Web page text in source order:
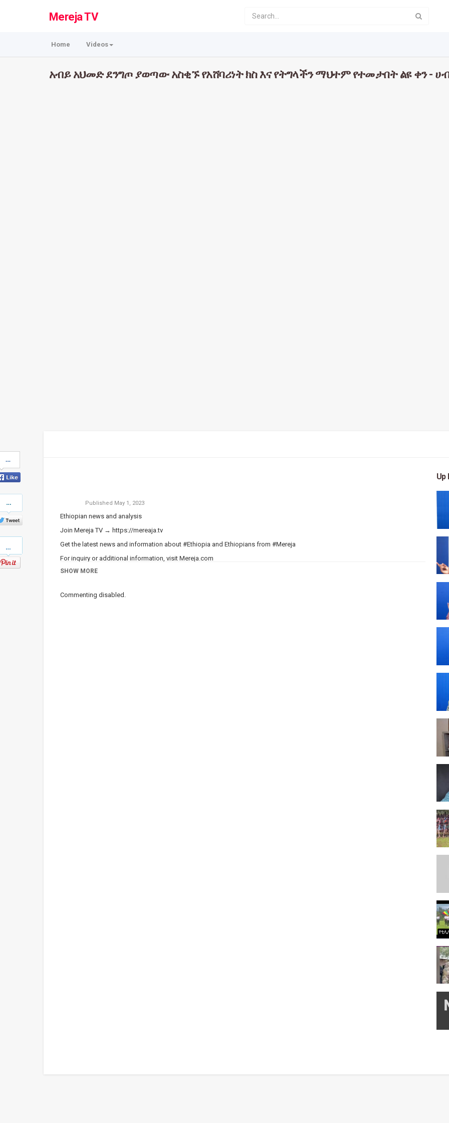
Mereja TV
Home Videos
አብይ አህመድ ደንግጦ ያወጣው አስቂኙ የአሸባሪነት ክስ እና የትግላችን ማህተም የተመታበት ልዩ ቀን -
on
Facebook
on
Twitter
Published May 1, 2023
Ethiopian news and analysis
Join Mereja TV → https://mereaja.tv
Get the latest news and information about #Ethiopia and Ethiopians from #Mereja
For inquiry or additional information, visit Mereja.com
Mereja presents Ethiopian news, Ethiopian music, sports, arts, and entertainment
Category Ethiopian News
SHOW MORE
Commenting disabled.
Up